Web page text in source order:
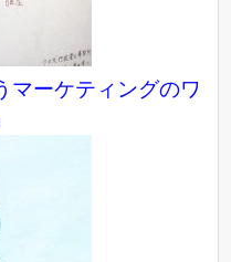
マーケティングのワ